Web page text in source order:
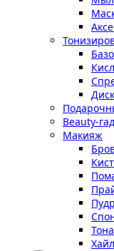
Beauty-
Макияж